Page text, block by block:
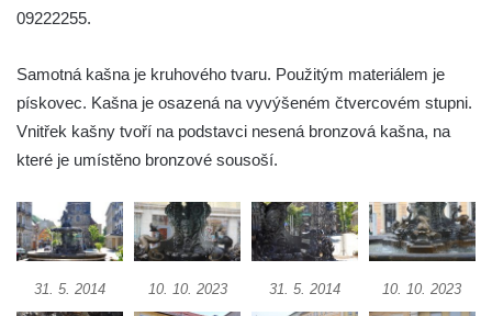
Fontána na náměstí E. Beneše v Milevsku
Metují
Kašna v Sadech Československé armády v
Teplicích před budovou Kamenných lázní
parku u Hadích lázní v Teplicích
Fontána u Městského úřadu v Tanvaldu
09222255.
Samotná kašna je kruhového tvaru. Použitým materiálem je
pískovec. Kašna je osazená na vyvýšeném čtvercovém stupni.
Vnitřek kašny tvoří na podstavci nesená bronzová kašna, na
které je umístěno bronzové sousoší.
31. 5. 2014 10. 10. 2023 31. 5. 2014 10. 10. 2023